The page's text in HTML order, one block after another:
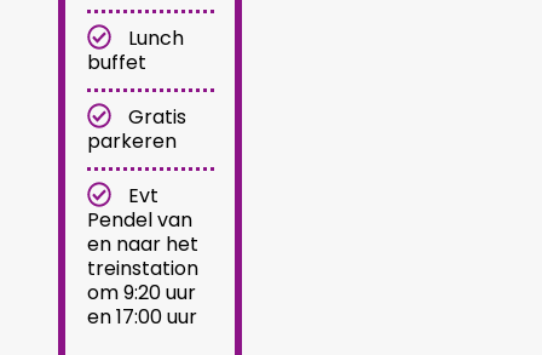
Lunch
buffet
Gratis
parkeren
Evt
Pendel van
en naar het
treinstation
om 9:20 uur
en 17:00 uur